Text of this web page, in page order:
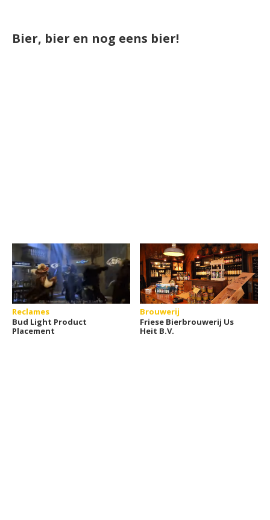
Bier, bier en nog eens bier!
Reclames
Bud Light Product
Placement
Brouwerij
Friese Bierbrouwerij Us
Heit B.V.